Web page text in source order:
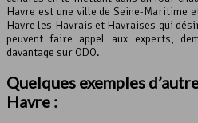
Havre est une ville de Seine-Maritime
Havre les Havrais et Havraises qui
peuvent faire appel aux experts,
davantage sur ODO.
Quelques exemples
Havre :